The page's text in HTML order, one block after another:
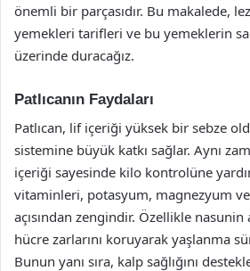
önemli bir parçasıdır. Bu makalede,
yemekleri tarifleri ve bu yemeklerin
üzerinde duracağız.
Patlıcanın Faydaları
Patlıcan, lif içeriği yüksek bir sebze
sistemine büyük katkı sağlar. Aynı
içeriği sayesinde kilo kontrolüne
vitaminleri, potasyum, magnezyum
açısından zengindir. Özellikle nasunin
hücre zarlarını koruyarak yaşlanma
Bunun yanı sıra, kalp sağlığını